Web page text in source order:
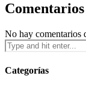
No hay comentarios
Categorías